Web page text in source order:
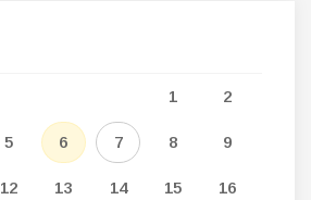
1 2
5 6 7 8 9
12 13 14 15 16